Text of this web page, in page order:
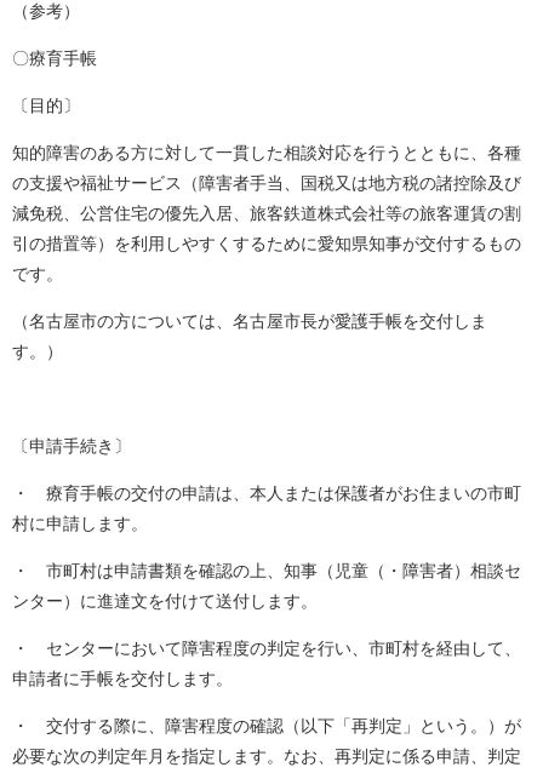
（参考）
〇療育手帳
〔目的〕
知的障害のある方に対して一貫した相談対応を行うとともに、各種
の支援や福祉サービス（障害者手当、国税又は地方税の諸控除及び
減免税、公営住宅の優先入居、旅客鉄道株式会社等の旅客運賃の割
引の措置等）を利用しやすくするために愛知県知事が交付するもの
です。
（名古屋市の方については、名古屋市長が愛護手帳を交付しま
す。）
〔申請手続き〕
・ 療育手帳の交付の申請は、本人または保護者がお住まいの市町
村に申請します。
・ 市町村は申請書類を確認の上、知事（児童（・障害者）相談セ
ンター）に進達文を付けて送付します。
・ センターにおいて障害程度の判定を行い、市町村を経由して、
申請者に手帳を交付します。
・ 交付する際に、障害程度の確認（以下「再判定」という。）が
必要な次の判定年月を指定します。なお、再判定に係る申請、判定